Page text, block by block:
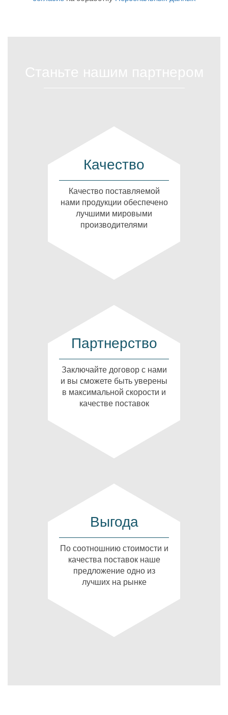
Качество
Качество поставляемой
нами продукции обеспечено
лучшими мировыми
производителями
Партнерство
Заключайте договор с нами
и вы сможете быть уверены
в максимальной скорости и
качестве поставок
Выгода
По соотношнию стоимости и
качества поставок наше
предложение одно из
лучших на рынке